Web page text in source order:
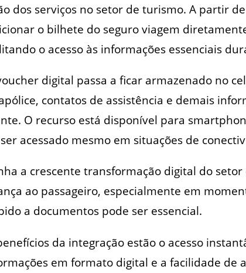
dos serviços no setor de turismo. A partir
o bilhete do seguro viagem
o acesso às informações essenciais
digital passa a ficar armazenado no
contatos de assistência e demais
O recurso está disponível para
acessado mesmo em situações de
a crescente transformação digital do
ao passageiro, especialmente em
a documentos pode ser essencial.
da integração estão o acesso
em formato digital e a facilidade de